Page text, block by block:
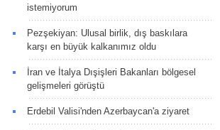
istemiyorum
Pezşekiyan: Ulusal birlik, dış baskılara
karşı en büyük kalkanımız oldu
İran ve İtalya Dışişleri Bakanları bölgesel
gelişmeleri görüştü
Erdebil Valisi'nden Azerbaycan'a ziyaret